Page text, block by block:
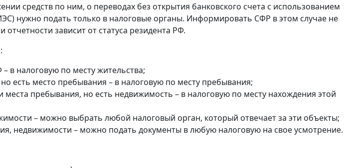
средств по ним, о переводах без открытия банковского счета с использованием
нужно подать только в налоговые органы. Информировать СФР в этом случае не
зависит от статуса резидента РФ.
в налоговую по месту жительства;
есть место пребывания – в налоговую по месту пребывания;
места пребывания, но есть недвижимость – в налоговую по месту нахождения этой
– можно выбрать любой налоговый орган, который отвечает за эти объекты;
недвижимости – можно подать документы в любую налоговую на свое усмотрение.